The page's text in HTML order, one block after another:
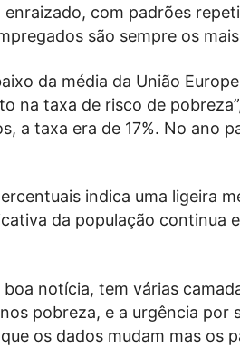
com padrões
são sempre os
da média da União
na taxa de risco de
a taxa era de 17%. No ano
indica uma ligeira
da população continua
notícia, tem várias
pobreza, e a urgência por
os dados mudam mas os